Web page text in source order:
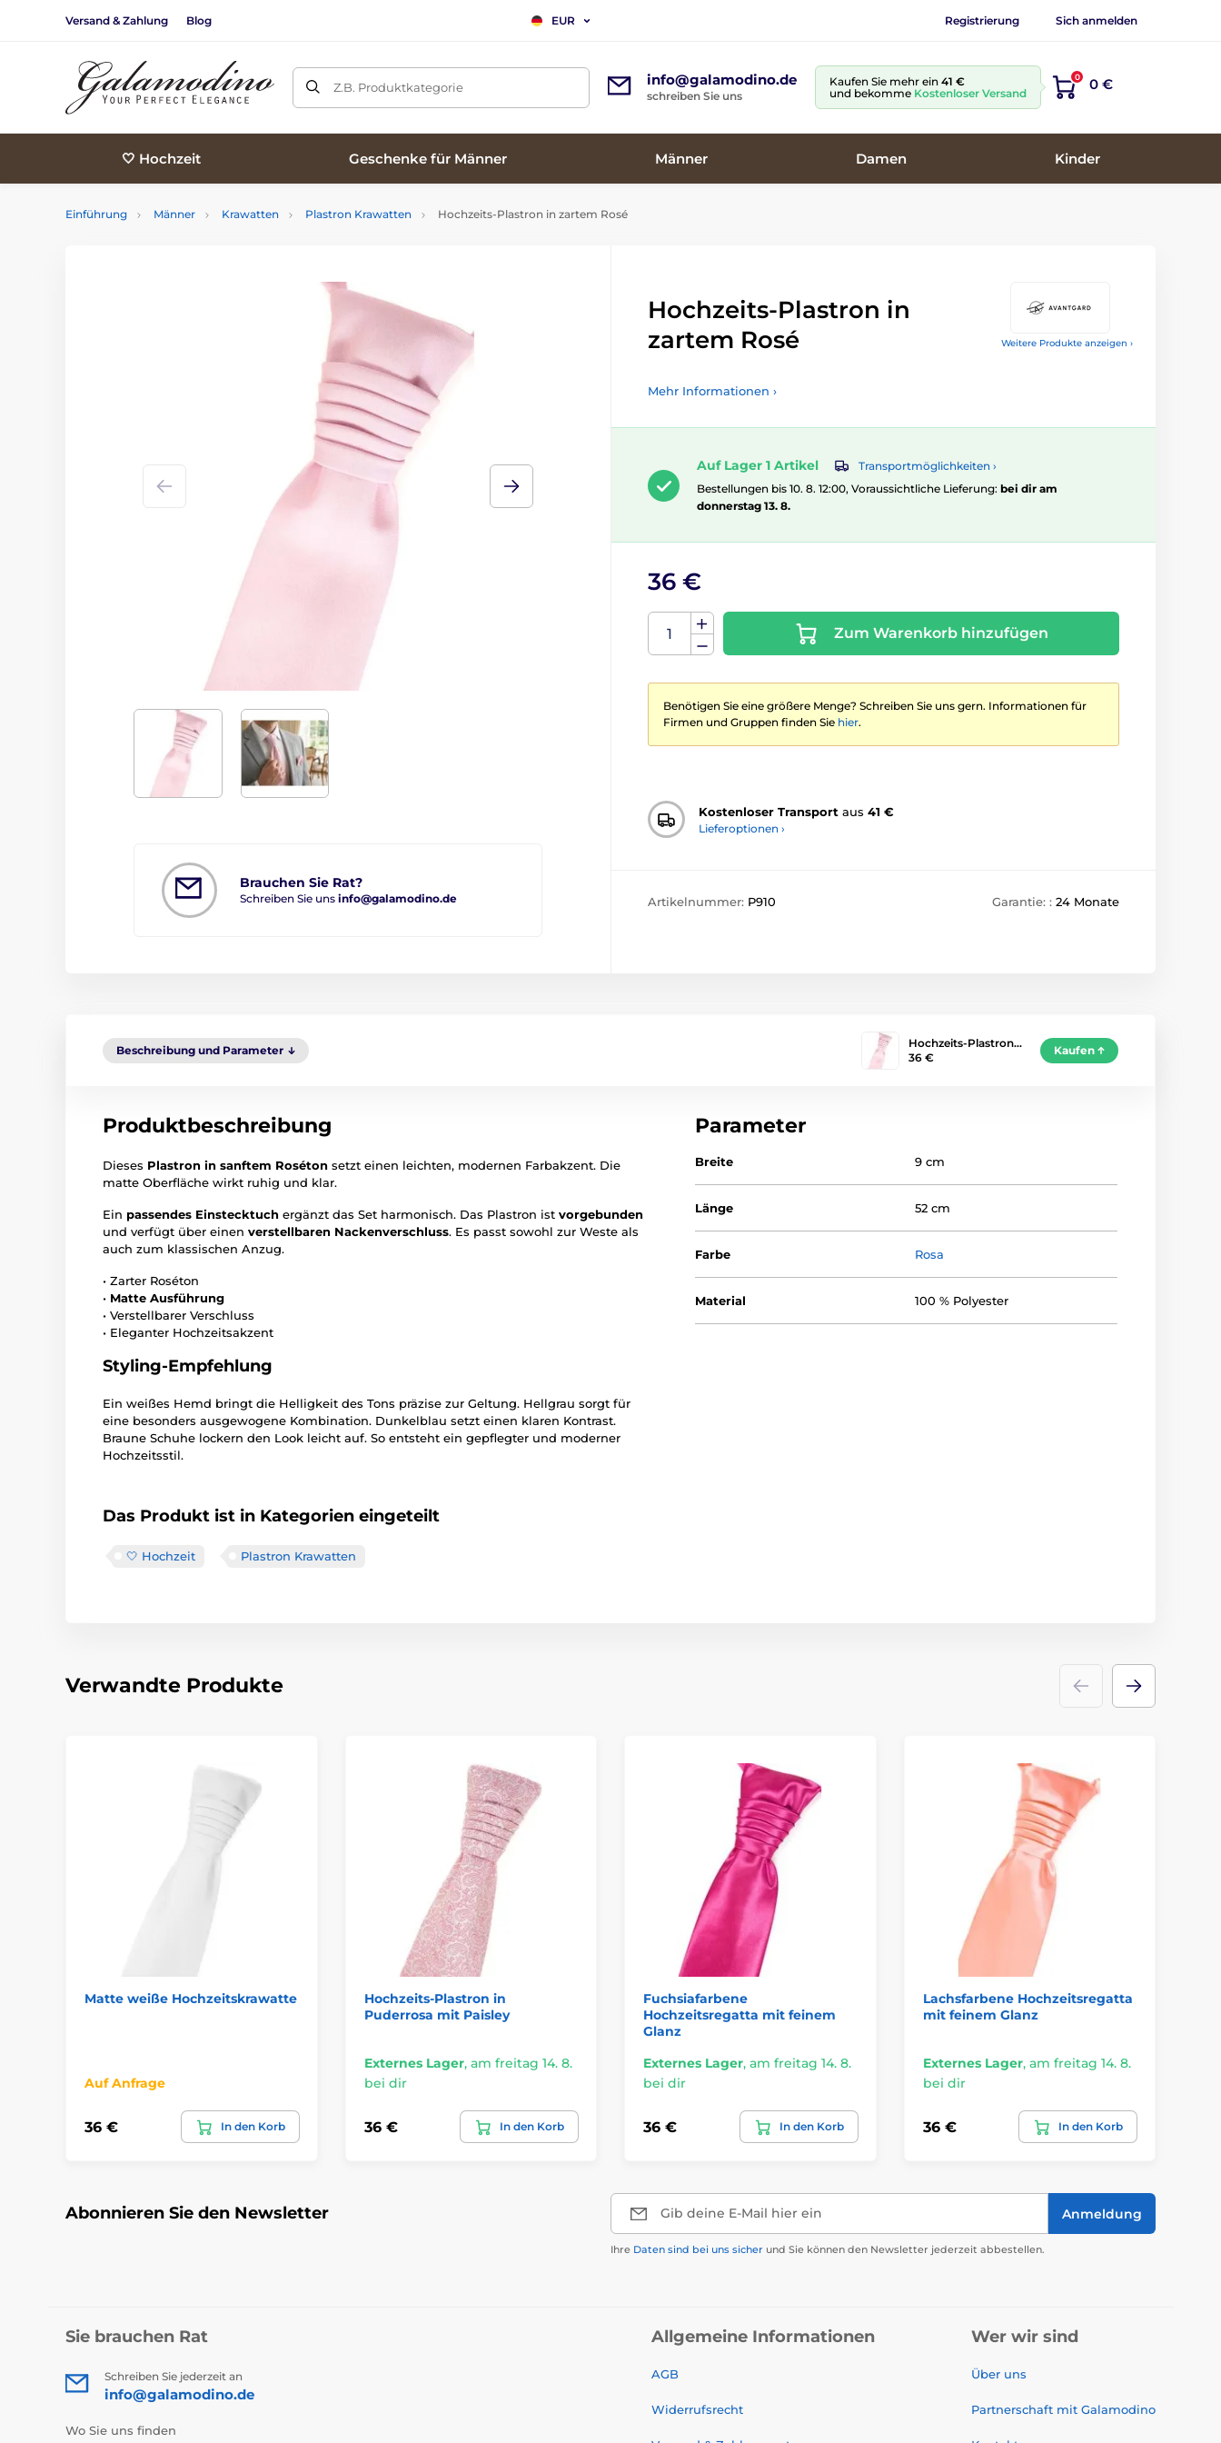
Versand & Zahlung Blog EUR Registrierung Sich anmelden
Z.B. Produktkategorie info@galamodino.de
schreiben Sie uns
Kaufen Sie mehr ein 41 €
und bekomme Kostenloser Versand
0 0 €
🤍 Hochzeit Geschenke für Männer Männer Damen Kinder
Einführung Männer Krawatten Plastron Krawatten Hochzeits-Plastron in zartem Rosé
Weitere Produkte anzeigen ›
Brauchen Sie Rat?
Schreiben Sie uns info@galamodino.de
Hochzeits-Plastron in
zartem Rosé
Mehr Informationen ›
Auf Lager 1 Artikel
Transportmöglichkeiten ›
Bestellungen bis 10. 8. 12:00, Voraussichtliche Lieferung: bei dir am
donnerstag 13. 8.
36 €
Zum Warenkorb hinzufügen
Benötigen Sie eine größere Menge? Schreiben Sie uns gern. Informationen für
Firmen und Gruppen finden Sie hier.
Kostenloser Transport aus 41 €
Lieferoptionen ›
Artikelnummer: P910 Garantie: : 24 Monate
Beschreibung und Parameter
Hochzeits-Plastron…
36 €
Kaufen
Produktbeschreibung
Dieses Plastron in sanftem Roséton setzt einen leichten, modernen Farbakzent. Die
matte Oberfläche wirkt ruhig und klar.
Ein passendes Einstecktuch ergänzt das Set harmonisch. Das Plastron ist vorgebunden
und verfügt über einen verstellbaren Nackenverschluss. Es passt sowohl zur Weste als
auch zum klassischen Anzug.
• Zarter Roséton
• Matte Ausführung
• Verstellbarer Verschluss
• Eleganter Hochzeitsakzent
Styling-Empfehlung
Ein weißes Hemd bringt die Helligkeit des Tons präzise zur Geltung. Hellgrau sorgt für
eine besonders ausgewogene Kombination. Dunkelblau setzt einen klaren Kontrast.
Braune Schuhe lockern den Look leicht auf. So entsteht ein gepflegter und moderner
Hochzeitsstil.
Das Produkt ist in Kategorien eingeteilt
🤍 Hochzeit Plastron Krawatten
Parameter
Breite 9 cm
Länge 52 cm
Farbe Rosa
Material 100 % Polyester
Verwandte Produkte
Matte weiße Hochzeitskrawatte
Auf Anfrage
36 € In den Korb
Hochzeits-Plastron in
Puderrosa mit Paisley
Externes Lager, am freitag 14. 8.
bei dir
36 € In den Korb
Fuchsiafarbene
Hochzeitsregatta mit feinem
Glanz
Externes Lager, am freitag 14. 8.
bei dir
36 € In den Korb
Lachsfarbene Hochzeitsregatta
mit feinem Glanz
Externes Lager, am freitag 14. 8.
bei dir
36 € In den Korb
Abonnieren Sie den Newsletter Gib deine E-Mail hier ein Anmeldung
Ihre Daten sind bei uns sicher und Sie können den Newsletter jederzeit abbestellen.
Sie brauchen Rat
Schreiben Sie jederzeit an
info@galamodino.de
Wo Sie uns finden
Allgemeine Informationen
AGB
Widerrufsrecht
Wer wir sind
Über uns
Partnerschaft mit Galamodino